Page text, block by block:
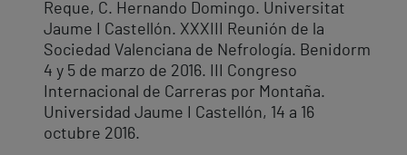
Reque, C. Hernando Domingo. Universitat
Jaume I Castellón. XXXIII Reunión de la
Sociedad Valenciana de Nefrología. Benidorm
4 y 5 de marzo de 2016. III Congreso
Internacional de Carreras por Montaña.
Universidad Jaume I Castellón, 14 a 16
octubre 2016.